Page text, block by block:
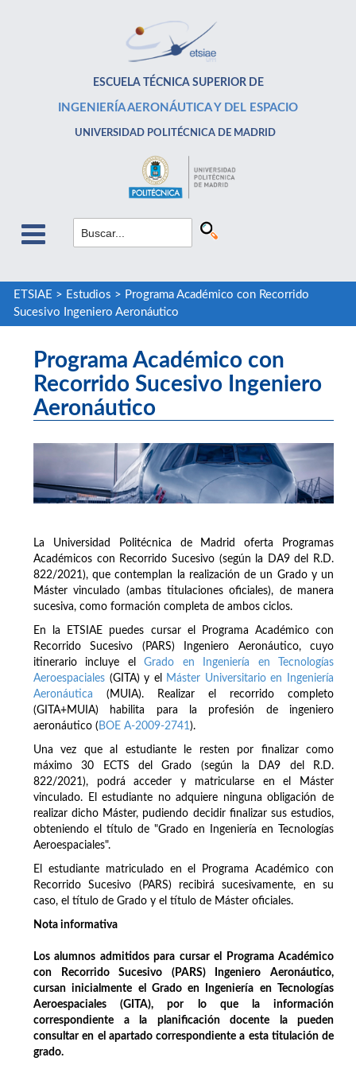
ESCUELA TÉCNICA SUPERIOR DE
INGENIERÍA AERONÁUTICA Y DEL ESPACIO
UNIVERSIDAD POLITÉCNICA DE MADRID
ETSIAE > Estudios > Programa Académico con Recorrido
Sucesivo Ingeniero Aeronáutico
Programa Académico con
Recorrido Sucesivo Ingeniero
Aeronáutico
La Universidad Politécnica de Madrid oferta Programas
Académicos con Recorrido Sucesivo (según la DA9 del R.D.
822/2021), que contemplan la realización de un Grado y un
Máster vinculado (ambas titulaciones oficiales), de manera
sucesiva, como formación completa de ambos ciclos.
En la ETSIAE puedes cursar el Programa Académico con
Recorrido Sucesivo (PARS) Ingeniero Aeronáutico, cuyo
itinerario incluye elGrado en Ingeniería en Tecnologías
Aeroespaciales (GITA) y el
Máster Universitario en Ingeniería
Aeronáutica (MUIA). Realizar el recorrido completo
(GITA+MUIA) habilita para la profesión de ingeniero
aeronáutico ( BOE A-2009-2741).
Una vez que al estudiante le resten por finalizar como
máximo 30 ECTS del Grado (según la DA9 del R.D.
822/2021), podrá acceder y matricularse en el Máster
vinculado. El estudiante no adquiere ninguna obligación de
realizar dicho Máster, pudiendo decidir finalizar sus estudios,
obteniendo el título de "Grado en Ingeniería en Tecnologías
Aeroespaciales".
El estudiante matriculado en el Programa Académico con
Recorrido Sucesivo (PARS) recibirá sucesivamente, en su
caso, el título de Grado y el título de Máster oficiales.
Nota informativa
Los alumnos admitidos para cursar el Programa Académico
con Recorrido Sucesivo (PARS) Ingeniero Aeronáutico,
cursan inicialmente el Grado en Ingeniería en Tecnologías
Aeroespaciales (GITA), por lo que la información
correspondiente a la planificación docente la pueden
consultar en el apartado correspondiente a esta titulación de
grado.